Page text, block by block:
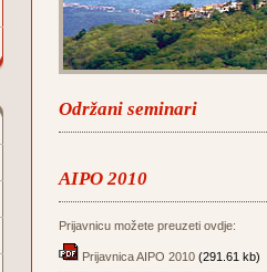
Održani seminari
AIPO 2010
Prijavnicu možete preuzeti ovdje:
Prijavnica AIPO 2010 (291.61 kb)